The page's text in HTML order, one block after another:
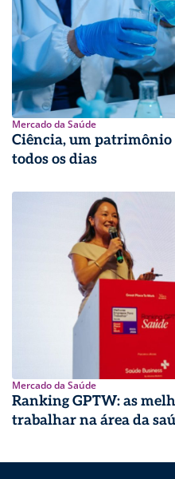
Mercado da Saúde
Ciência, um
todos os dias
Mercado da Saúde
Ranking GPTW: as
trabalhar na área da